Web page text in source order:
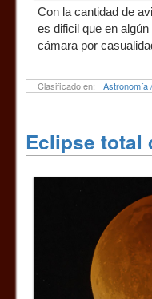
Con la cantidad de
es dificil que en
cámara por
Clasificado en: Astronomía
Eclipse total